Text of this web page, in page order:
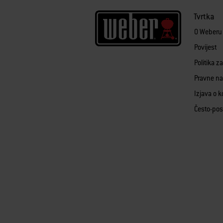
Tvrtka
O Weberu
Povijest
Politika
Pravne
Izjava o
Često-